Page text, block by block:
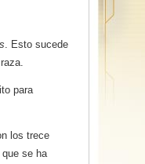
. Esto sucede
para
los trece
se ha